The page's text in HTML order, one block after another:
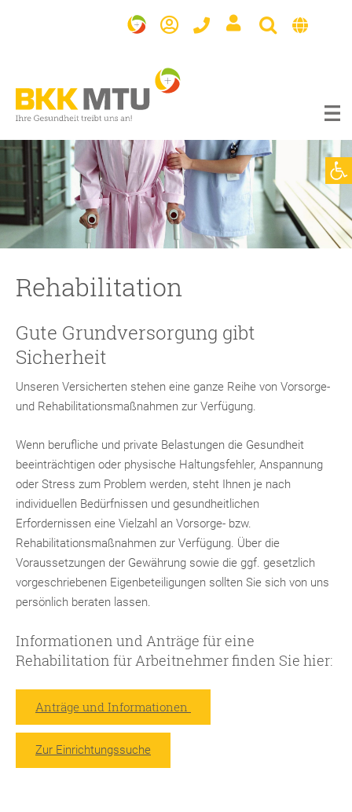
MTU
Rehabilitation
Gute Grundversorgung gibt
Sicherheit
Unseren Versicherten stehen eine ganze Reihe von Vorsorge-
und Rehabilitationsmaßnahmen zur Verfügung.
Wenn berufliche und private Belastungen die Gesundheit
beeinträchtigen oder physische Haltungsfehler, Anspannung
oder Stress zum Problem werden, steht Ihnen je nach
individuellen Bedürfnissen und gesundheitlichen
Erfordernissen eine Vielzahl an Vorsorge- bzw.
Rehabilitationsmaßnahmen zur Verfügung. Über die
Voraussetzungen der Gewährung sowie die ggf. gesetzlich
vorgeschriebenen Eigenbeteiligungen sollten Sie sich von uns
persönlich beraten lassen.
Informationen und Anträge für eine
Rehabilitation für Arbeitnehmer finden Sie hier:
Anträge und Informationen
Zur Einrichtungssuche